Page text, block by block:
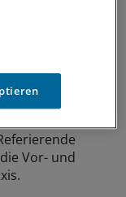
dafür –
Vor- und